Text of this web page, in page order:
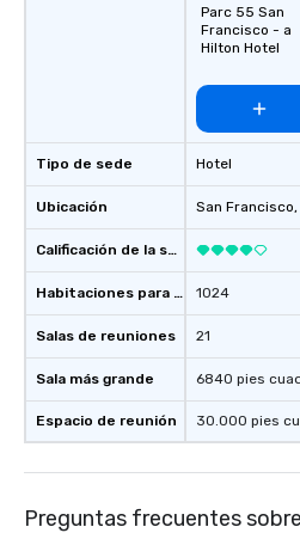
Tipo de sede
Ubicación
Calificación de la sede
Habitaciones para huéspedes
Salas de reuniones
Sala más grande
Espacio de reunión
Parc 55 San
Francisco - a
Hilton Hotel
Hotel
San Francisco
1024
21
6840 pies
30.000 pies
Preguntas frecuentes